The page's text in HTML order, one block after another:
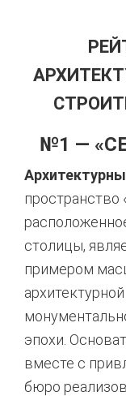
№1 —
пространство
столицы,
примером
эпохи.
вместе с
бюро